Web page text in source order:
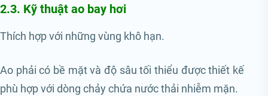
2.3. Kỹ thuật ao bay hơi
Thích hợp với những vùng khô hạn.
Ao phải có bề mặt và độ sâu tối thiểu được thiết kế
phù hợp với dòng chảy chứa nước thải nhiễm mặn.